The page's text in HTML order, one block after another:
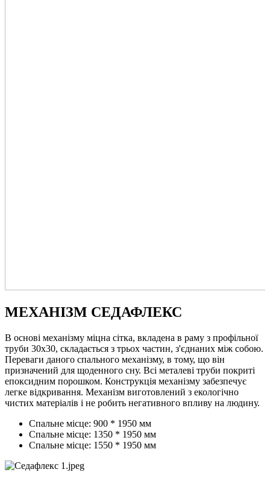
МЕХАНІЗМ СЕДАФЛЕКС
В основі механізму міцна сітка, вкладена в раму з профільної
труби 30х30, складається з трьох частин, з'єднаних між собою.
Переваги даного спального механізму, в тому, що він
призначений для щоденного сну. Всі металеві труби покриті
епоксидним порошком. Конструкція механізму забезпечує
легке відкривання. Механізм виготовлений з екологічно
чистих матеріалів і не робить негативного впливу на людину.
Спальне місце: 900 * 1950 мм
Спальне місце: 1350 * 1950 мм
Спальне місце: 1550 * 1950 мм